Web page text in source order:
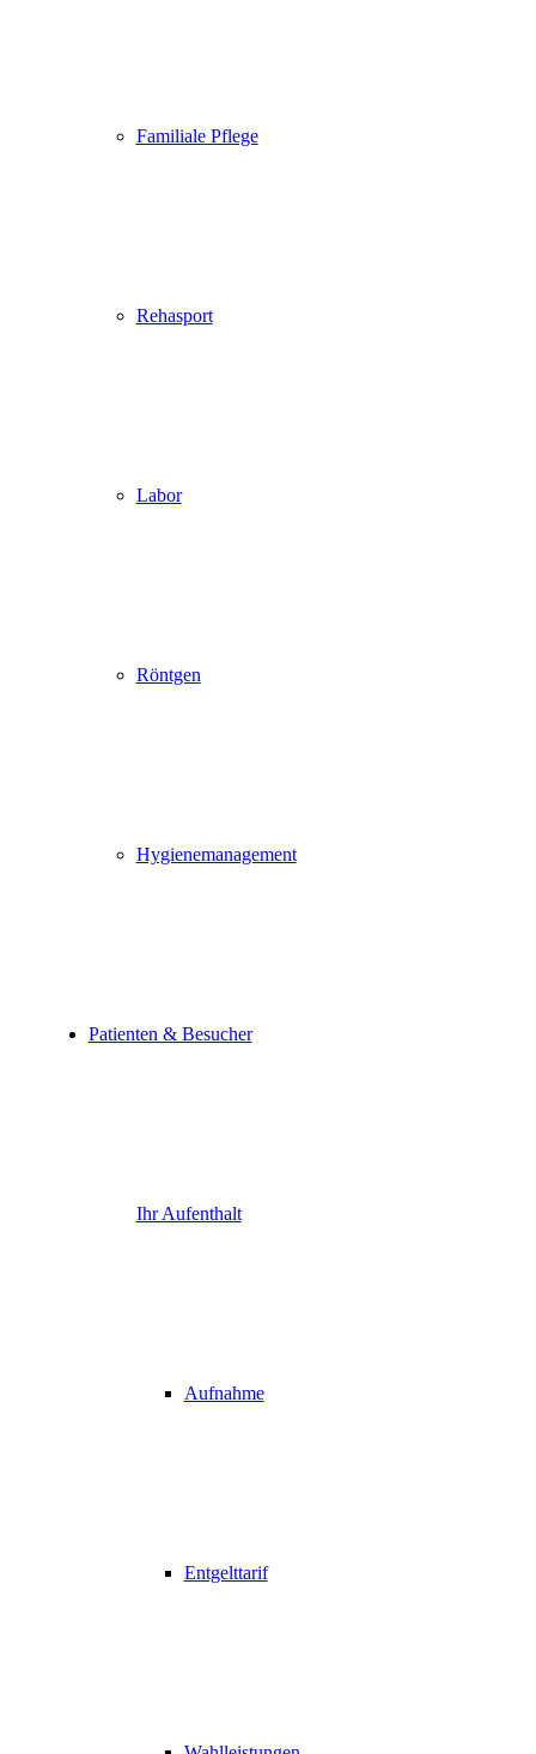
Familiale Pflege
Rehasport
Labor
Röntgen
Hygienemanagement
Patienten & Besucher
Ihr Aufenthalt
Aufnahme
Entgelttarif